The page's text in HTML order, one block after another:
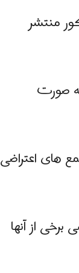
منتشر
صورت
حضور در این تجمع های اعتراضی
از آنها